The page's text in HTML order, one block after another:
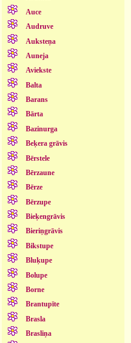
Auce
Audruve
Auksteņa
Auneja
Aviekste
Balta
Barans
Bārta
Bazinurga
Beķera grāvis
Bērstele
Bērzaune
Bērze
Bērzupe
Bieķengrāvis
Bieriņgrāvis
Bikstupe
Bluķupe
Bolupe
Borne
Brantupīte
Brasla
Brasliņa